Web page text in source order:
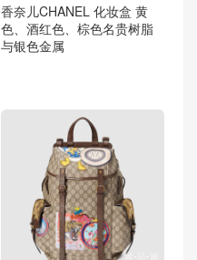
香奈儿CHANEL 化妆盒 黄
色、酒红色、棕色名贵树脂
与银色金属